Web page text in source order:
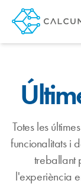
Totes les
funcionalitats i
treballant
l'experiència